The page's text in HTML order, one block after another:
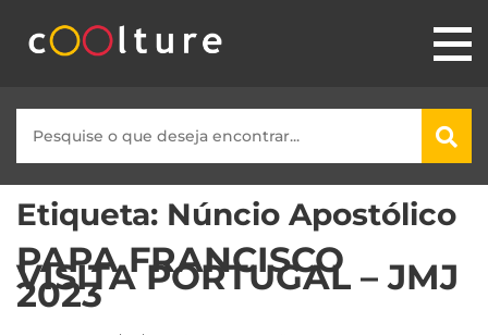
Etiqueta: Núncio Apostólico
PAPA FRANCISCO
VISITA PORTUGAL – JMJ
2023